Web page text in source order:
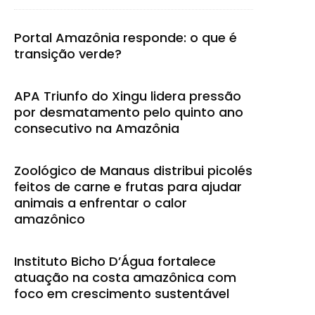
Portal Amazônia responde: o que é
transição verde?
APA Triunfo do Xingu lidera pressão
por desmatamento pelo quinto ano
consecutivo na Amazônia
Zoológico de Manaus distribui picolés
feitos de carne e frutas para ajudar
animais a enfrentar o calor
amazônico
Instituto Bicho D’Água fortalece
atuação na costa amazônica com
foco em crescimento sustentável